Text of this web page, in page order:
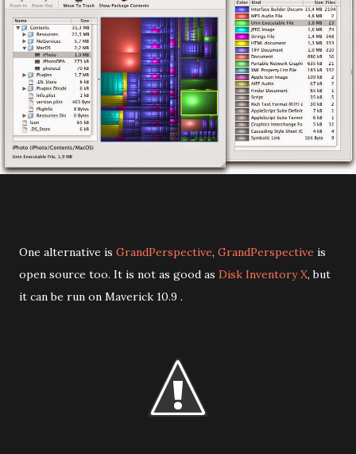
One alternative is GrandPerspective, GrandPerspective is
open source too. It is not as good as Disk Inventory X, but
it can be run on Maverick 10.9 .